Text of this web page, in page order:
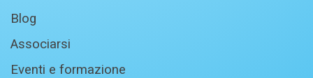
Blog
Associarsi
Eventi e formazione